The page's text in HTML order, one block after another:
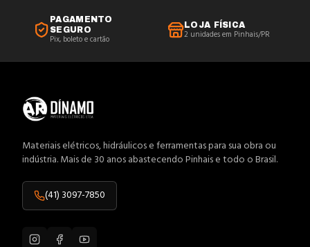
PAGAMENTO
SEGURO
Pix, boleto e cartão
LOJA FÍSICA
2 unidades em Pinhais/PR
Materiais elétricos, hidráulicos e ferramentas para sua obra ou
indústria. Mais de 30 anos abastecendo Pinhais e todo o Brasil.
(41) 3097-7850